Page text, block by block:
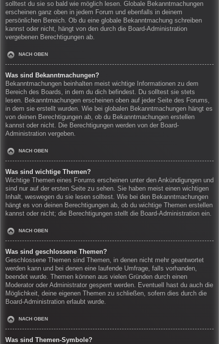
solltest du sie so bald wie möglich lesen. Globale Bekanntmachungen
erscheinen ganz oben in jedem Forum und ebenfalls in deinem
persönlichen Bereich. Ob du eine globale Bekanntmachung schreiben
kannst oder nicht, hängt von den durch die Board-Administration
vergebenen Berechtigungen ab.
NACH OBEN
Was sind Bekanntmachungen?
Bekanntmachungen beinhalten meist wichtige Informationen zu dem
Bereich des Boards, in dem du dich befindest. Du solltest sie stets
lesen. Bekanntmachungen erscheinen oben auf jeder Seite des Forums,
in dem sie erstellt wurden. Wie bei globalen Bekanntmachungen hängt es
von deinen Berechtigungen ab, ob du Bekanntmachungen erstellen
kannst oder nicht. Die Berechtigungen werden von der Board-
Administration vergeben.
NACH OBEN
Was sind wichtige Themen?
Wichtige Themen eines Forums erscheinen unter den Ankündigungen und
sind nur auf der ersten Seite zu sehen. Sie haben meist einen wichtigen
Inhalt, weswegen du sie lesen solltest. Wie bei den Bekanntmachungen
hängt es von deinen Berechtigungen ab, ob du wichtige Themen erstellen
kannst oder nicht; die Berechtigungen stellt die Board-Administration ein.
NACH OBEN
Was sind geschlossene Themen?
Geschlossene Themen sind Themen, in denen nicht mehr geantwortet
werden kann und bei denen eine laufende Umfrage, falls vorhanden,
beendet wurde. Themen können aus vielen Gründen durch einen
Moderator oder Administrator gesperrt werden. Eventuell hast du auch die
Möglichkeit, deine eigenen Themen zu schließen, sofern dies durch die
Board-Administration erlaubt wurde.
NACH OBEN
Was sind Themen-Symbole?